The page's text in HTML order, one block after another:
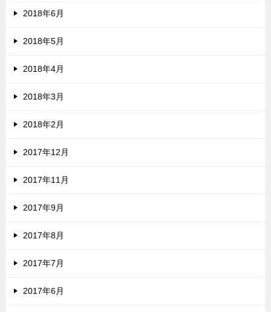
2018年6月
2018年5月
2018年4月
2018年3月
2018年2月
2017年12月
2017年11月
2017年9月
2017年8月
2017年7月
2017年6月